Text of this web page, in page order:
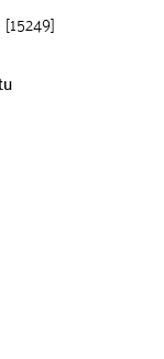
[15249]